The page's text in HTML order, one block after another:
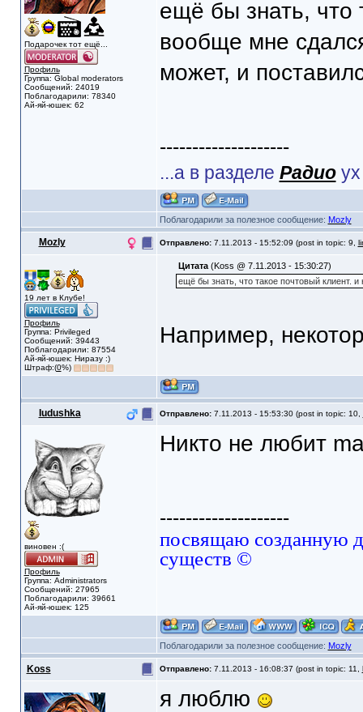
Подарочек тот ещё...
Профиль
Группа: Global moderators
Сообщений: 24019
Поблагодарили: 78340
Ай-яй-юшек: 62
ещё бы знать, что
вообще мне
может, и
--------------------
...а в разделе Радиоух
Поблагодарили за полезное сообщение: Mozly
Mozly Отправлено: 7.11.2013 - 15:52:09 (post in topic: 9,
19 лет в Клубе!
Профиль
Группа: Privileged
Сообщений: 39443
Поблагодарили: 87554
Ай-яй-юшек: Ниразу :)
Штраф:(0%)
Цитата(Koss @ 7.11.2013 - 15:30:27)
ещё бы знать, что такое почтовый клиент.
Например,
Iudushka Отправлено: 7.11.2013 - 15:53:30 (post in topic: 10,
виновен :(
Профиль
Группа: Administrators
Сообщений: 27965
Поблагодарили: 39661
Ай-яй-юшек: 125
Никто не любит
--------------------
посвящаю созданную
существ ©
Поблагодарили за полезное сообщение: Mozly
Koss Отправлено: 7.11.2013 - 16:08:37 (post in topic: 11,
я люблю